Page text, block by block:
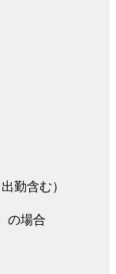
勤含む）
の場合